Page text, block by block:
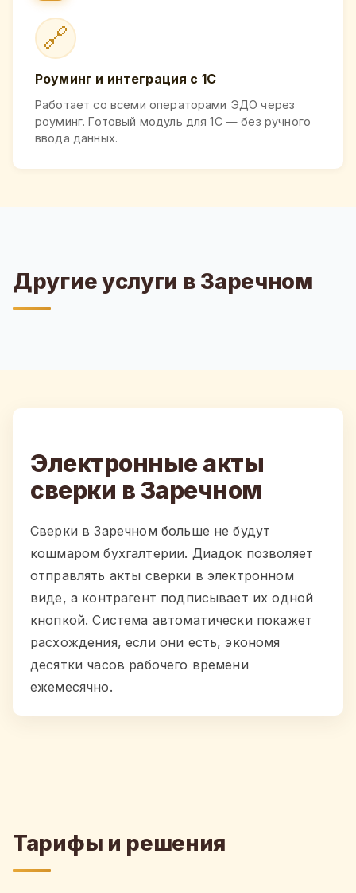
🔗
Роуминг и интеграция с 1С
Работает со всеми операторами ЭДО через
роуминг. Готовый модуль для 1С — без ручного
ввода данных.
Другие услуги в Заречном
Электронные акты
сверки в Заречном
Сверки в Заречном больше не будут
кошмаром бухгалтерии. Диадок позволяет
отправлять акты сверки в электронном
виде, а контрагент подписывает их одной
кнопкой. Система автоматически покажет
расхождения, если они есть, экономя
десятки часов рабочего времени
ежемесячно.
Тарифы и решения